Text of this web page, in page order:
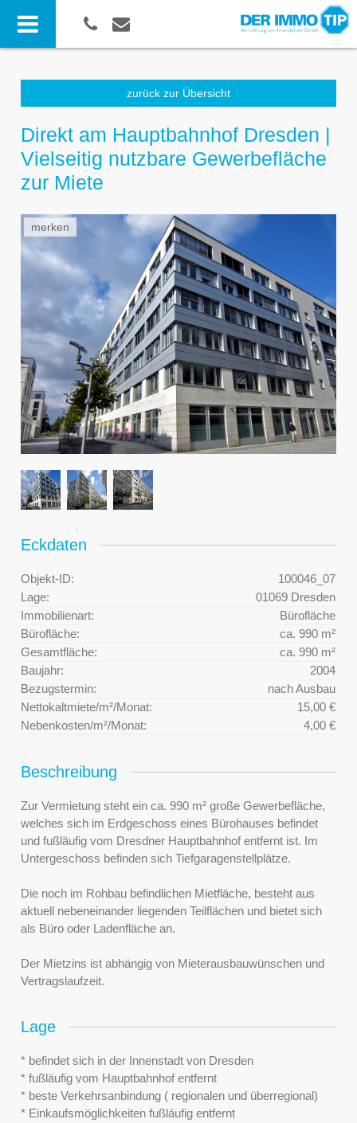
zurück zur Übersicht
Direkt am Hauptbahnhof Dresden |
Vielseitig nutzbare Gewerbefläche
zur Miete
merken
Eckdaten
Objekt-ID:
100046_07
Lage:
01069 Dresden
Immobilienart:
Bürofläche
Bürofläche:
ca. 990 m²
Gesamtfläche:
ca. 990 m²
Baujahr:
2004
Bezugstermin:
nach Ausbau
Nettokaltmiete/m²/Monat:
15,00 €
Nebenkosten/m²/Monat:
4,00 €
Beschreibung
Zur Vermietung steht ein ca. 990 m² große Gewerbefläche,
welches sich im Erdgeschoss eines Bürohauses befindet
und fußläufig vom Dresdner Hauptbahnhof entfernt ist. Im
Untergeschoss befinden sich Tiefgaragenstellplätze.
Die noch im Rohbau befindlichen Mietfläche, besteht aus
aktuell nebeneinander liegenden Teilflächen und bietet sich
als Büro oder Ladenfläche an.
Der Mietzins ist abhängig von Mieterausbauwünschen und
Vertragslaufzeit.
Lage
* befindet sich in der Innenstadt von Dresden
* fußläufig vom Hauptbahnhof entfernt
* beste Verkehrsanbindung ( regionalen und überregional)
* Einkaufsmöglichkeiten fußläufig entfernt